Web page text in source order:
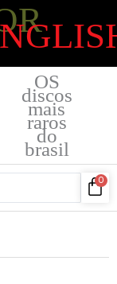
OS
discos
mais
raros
do
brasil
0